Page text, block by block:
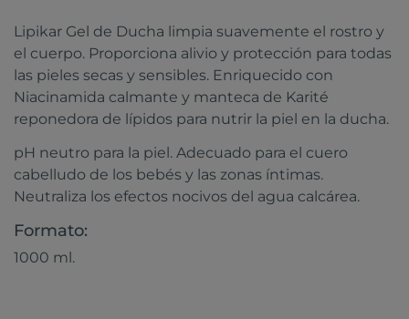
Lipikar Gel de Ducha limpia suavemente el rostro y
el cuerpo. Proporciona alivio y protección para todas
las pieles secas y sensibles. Enriquecido con
Niacinamida calmante y manteca de Karité
reponedora de lípidos para nutrir la piel en la ducha.
pH neutro para la piel. Adecuado para el cuero
cabelludo de los bebés y las zonas íntimas.
Neutraliza los efectos nocivos del agua calcárea.
Formato:
1000 ml.